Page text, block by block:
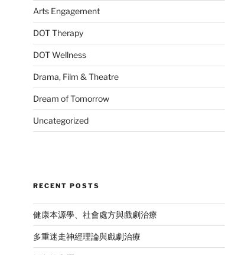
Arts Engagement
DOT Therapy
DOT Wellness
Drama, Film & Theatre
Dream of Tomorrow
Uncategorized
RECENT POSTS
健康本源學、社會處方與戲劇治療
多重迷走神經理論與戲劇治療